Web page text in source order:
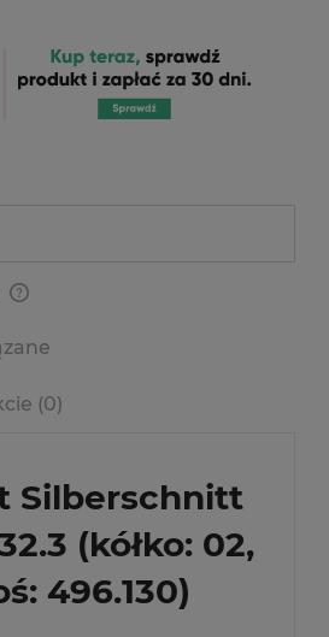
(0)
Silberschnitt
(kółko: 02,
496.130)